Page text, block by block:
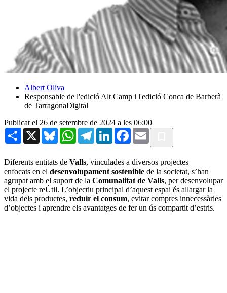
Albert Oliva
Responsable de l'edició Alt Camp i l'edició Conca de Barberà
de TarragonaDigital
Publicat el 26 de setembre de 2024 a les 06:00
Share X BlueskyWhatsAppTelegramLinkedInFacebook
Email
Diferents entitats de Valls, vinculades a diversos projectes
enfocats en el desenvolupament sostenible de la societat, s’han
agrupat amb el suport de la Comunalitat de Valls, per desenvolupar
el projecte reÚtil. L’objectiu principal d’aquest espai és allargar la
vida dels productes, reduir el consum, evitar compres innecessàries
d’objectes i aprendre els avantatges de fer un ús compartit d’estris.